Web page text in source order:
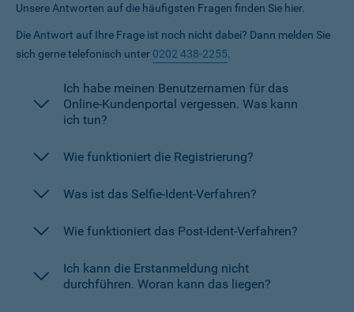
Unsere Antworten auf die häufigsten Fragen finden Sie hier.
Die Antwort auf Ihre Frage ist noch nicht dabei? Dann melden Sie
sich gerne telefonisch unter 0202 438-2255.
Ich habe meinen Benutzernamen für das
Online-Kundenportal vergessen. Was kann
ich tun?
Wie funktioniert die Registrierung?
Was ist das Selfie-Ident-Verfahren?
Wie funktioniert das Post-Ident-Verfahren?
Ich kann die Erstanmeldung nicht
durchführen. Woran kann das liegen?